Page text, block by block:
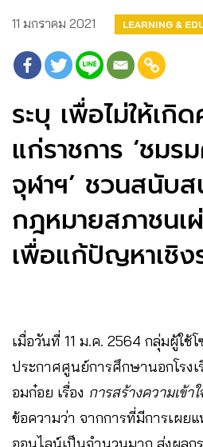
11 มกราคม 2021 LEARNING &
ระบุ เพื่อไม่ให้เกิ
แก่ราชการ ‘ชมร
จุฬาฯ’ ชวนสนับ
กฎหมายสภาชนเ
เพื่อแก้ปัญหาเชิง
เมื่อวันที่ 11 ม.ค. 2564 กลุ่มผู้ใช้
ประกาศศูนย์การศึกษานอกโรงเ
อมก๋อย เรื่อง การสร้างความเข้า
ข้อความว่า จากการที่มีการเผย
ออนไลน์เป็นจำนวนมาก ส่งผลก